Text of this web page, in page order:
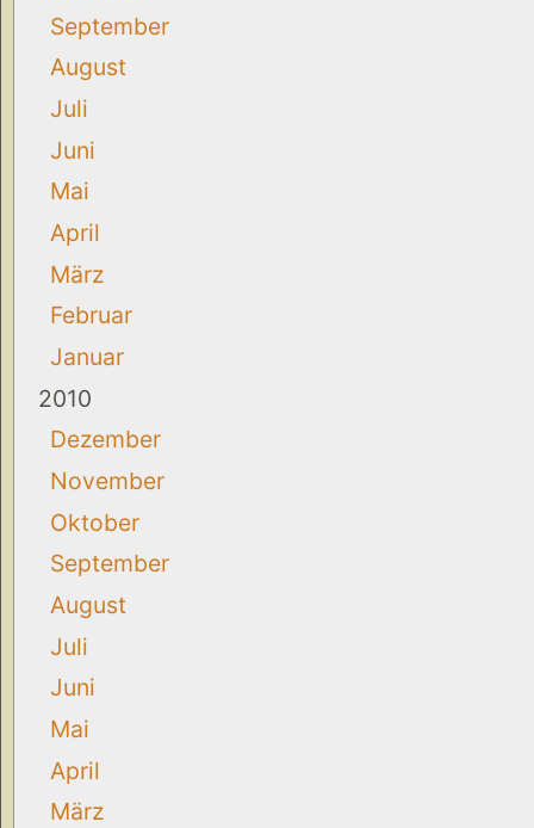
September
August
Juli
Juni
Mai
April
März
Februar
Januar
2010
Dezember
November
Oktober
September
August
Juli
Juni
Mai
April
März